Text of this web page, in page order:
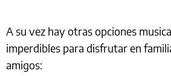
A su vez hay otras opciones
imperdibles para disfrutar en
amigos: